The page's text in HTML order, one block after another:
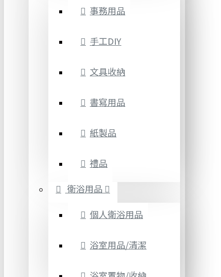
事務用品
手工DIY
文具收納
書寫用品
紙製品
禮品
衛浴用品
個人衛浴用品
浴室用品/清潔